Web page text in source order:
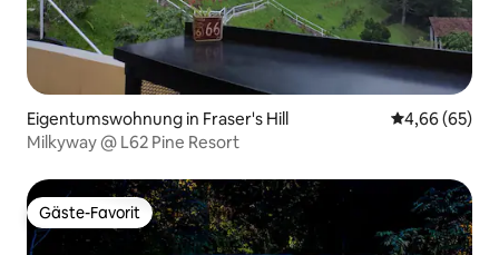
Eigentumswohnung in Fraser's Hill
4,66 (65)
Milkyway @ L62 Pine Resort
Gäste-Favorit
Gäste-Favorit